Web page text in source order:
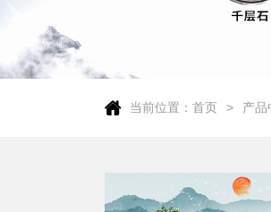
当前位置： 首页 产品